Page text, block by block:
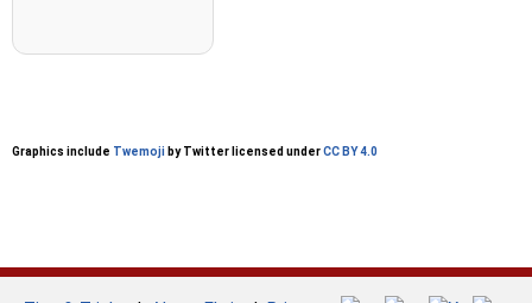
Graphics include Twemoji by Twitter licensed underCC BY 4.0